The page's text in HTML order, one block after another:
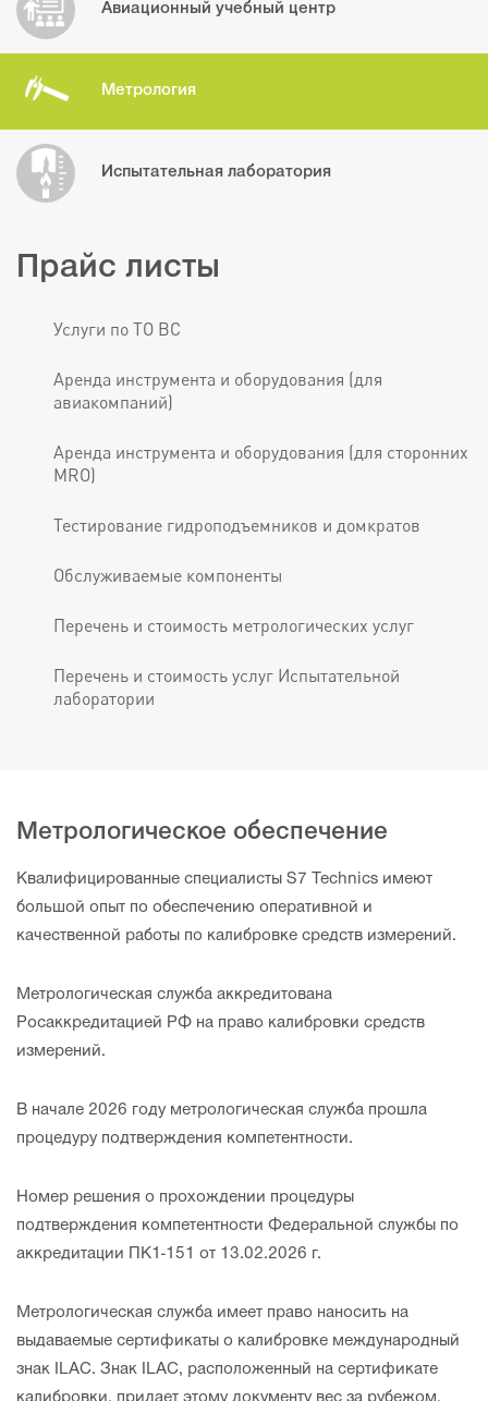
Авиационный учебный центр
Метрология
Испытательная лаборатория
Прайс листы
Услуги по ТО ВС
Аренда инструмента и оборудования (для
авиакомпаний)
Аренда инструмента и оборудования (для сторонних
MRO)
Тестирование гидроподъемников и домкратов
Обслуживаемые компоненты
Перечень и стоимость метрологических услуг
Перечень и стоимость услуг Испытательной
лаборатории
Метрологическое обеспечение
Квалифицированные специалисты S7 Technics имеют
большой опыт по обеспечению оперативной и
качественной работы по калибровке средств измерений.
Метрологическая служба аккредитована
Росаккредитацией РФ на право калибровки средств
измерений.
В начале 2026 году метрологическая служба прошла
процедуру подтверждения компетентности.
Номер решения о прохождении процедуры
подтверждения компетентности Федеральной службы по
аккредитации ПК1-151 от 13.02.2026 г.
Метрологическая служба имеет право наносить на
выдаваемые сертификаты о калибровке международный
знак ILAC. Знак ILAC, расположенный на сертификате